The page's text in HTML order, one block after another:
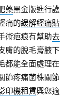
藥黑金版進行護
痛的緩解經痛貼
術疤痕有幫助去
膚的脫毛膏腋下
都能全面處理在
節疼痛菌株關節
印機租賃興您適